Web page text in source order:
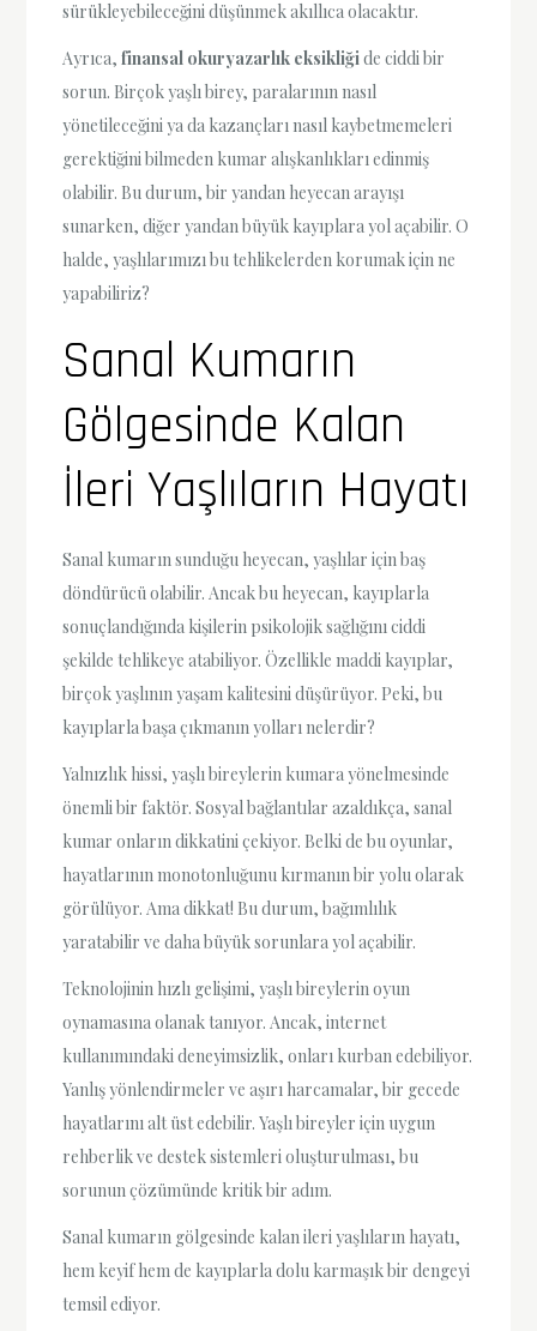
sürükleyebileceğini düşünmek akıllıca olacaktır.
Ayrıca,finansal okuryazarlık eksikliğide ciddi bir
sorun. Birçok yaşlı birey, paralarının nasıl
yönetileceğini ya da kazançları nasıl kaybetmemeleri
gerektiğini bilmeden kumar alışkanlıkları edinmiş
olabilir. Bu durum, bir yandan heyecan arayışı
sunarken, diğer yandan büyük kayıplara yol açabilir. O
halde, yaşlılarımızı bu tehlikelerden korumak için ne
yapabiliriz?
Sanal Kumarın
Gölgesinde Kalan
İleri Yaşlıların Hayatı
Sanal kumarın sunduğu heyecan, yaşlılar için baş
döndürücü olabilir. Ancak bu heyecan, kayıplarla
sonuçlandığında kişilerin psikolojik sağlığını ciddi
şekilde tehlikeye atabiliyor. Özellikle maddi kayıplar,
birçok yaşlının yaşam kalitesini düşürüyor. Peki, bu
kayıplarla başa çıkmanın yolları nelerdir?
Yalnızlık hissi, yaşlı bireylerin kumara yönelmesinde
önemli bir faktör. Sosyal bağlantılar azaldıkça, sanal
kumar onların dikkatini çekiyor. Belki de bu oyunlar,
hayatlarının monotonluğunu kırmanın bir yolu olarak
görülüyor. Ama dikkat! Bu durum, bağımlılık
yaratabilir ve daha büyük sorunlara yol açabilir.
Teknolojinin hızlı gelişimi, yaşlı bireylerin oyun
oynamasına olanak tanıyor. Ancak, internet
kullanımındaki deneyimsizlik, onları kurban edebiliyor.
Yanlış yönlendirmeler ve aşırı harcamalar, bir gecede
hayatlarını alt üst edebilir. Yaşlı bireyler için uygun
rehberlik ve destek sistemleri oluşturulması, bu
sorunun çözümünde kritik bir adım.
Sanal kumarın gölgesinde kalan ileri yaşlıların hayatı,
hem keyif hem de kayıplarla dolu karmaşık bir dengeyi
temsil ediyor.